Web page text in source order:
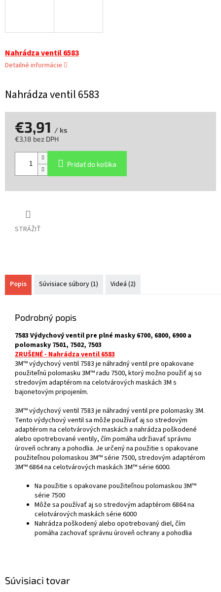
Nahrádza ventil 6583
Nahrádza ventil 6583
Detailné informácie
STRÁŽIŤ
€3,91 / ks
€3,18 bez DPH
Pridať do košíka
Súvisiaci tovar
Popis Súvisiace súbory (1) Videá (2)
Podrobný popis
7583 Výdychový ventil pre plné masky 6700, 6800, 6900 a
polomasky 7501, 7502, 7503
ZRUŠENÉ - Nahrádza ventil 6583
3M™ výdychový ventil 7583 je náhradný ventil pre opakovane
použiteľnú polomasku 3M™ radu 7500, ktorý možno použiť aj so
stredovým adaptérom na celotvárových maskách 3M s
bajonetovým pripojením.
3M™ výdychový ventil 7583 je náhradný ventil pre polomasky 3M.
Tento výdychový ventil sa môže používať aj so stredovým
adaptérom na celotvárových maskách a nahrádza poškodené
alebo opotrebované ventily, čím pomáha udržiavať správnu
úroveň ochrany a pohodlia. Je určený na použitie s opakovane
použiteľnou polomaskou 3M™ série 7500, stredovým adaptérom
3M™ 6864 na celotvárových maskách 3M™ série 6000.
Na použitie s opakovane použiteľnou polomaskou 3M™
série 7500
Môže sa používať aj so stredovým adaptérom 6864 na
celotvárových maskách série 6000
Nahrádza poškodený alebo opotrebovaný diel, čím
pomáha zachovať správnu úroveň ochrany a pohodlia